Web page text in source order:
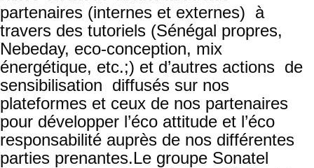
partenaires (internes et externes) à
travers des tutoriels (Sénégal propres,
Nebeday, eco-conception, mix
énergétique, etc.;) et d’autres actions de
sensibilisation diffusés sur nos
plateformes et ceux de nos partenaires
pour développer l’éco attitude et l’éco
responsabilité auprès de nos différentes
parties prenantes.Le groupe Sonatel